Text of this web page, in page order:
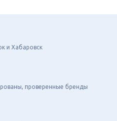
и Хабаровск
проверенные бренды